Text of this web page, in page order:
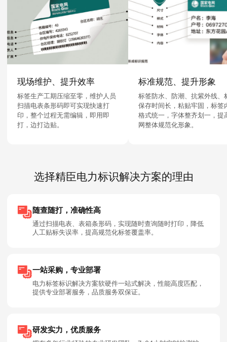
现场维护、提升效率
标签生产工期压缩至零，维护人员
扫描电表条形码即可实现快速打
印，整个过程无需编辑，即用即
打，边打边贴。
标准规范、提升形象
标签防水、防潮、抗紫外线、
保存时间长，粘贴牢固，标签
格式统一，字体整齐划一，提
网整体规范化形象。
选择精臣电力标识解决方案的理由
随查随打，准确性高
通过扫描电表、表箱条形码，实现随时查询随时打印，降低
人工贴标失误率，提高规范化标签覆盖率。
一站采购，专业部署
电力标签标识解决方案软硬件一站式解决，性能高度匹配，
提供专业部署服务，品质服务双保证。
研发实力，优质服务